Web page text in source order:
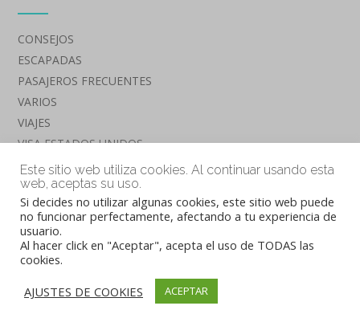
CONSEJOS
ESCAPADAS
PASAJEROS FRECUENTES
VARIOS
VIAJES
VISA ESTADOS UNIDOS
VUELOS
Tema deOut the Box
Este sitio web utiliza cookies. Al continuar usando esta
web, aceptas su uso.
Si decides no utilizar algunas cookies, este sitio web puede
no funcionar perfectamente, afectando a tu experiencia de
usuario.
Al hacer click en "Aceptar", acepta el uso de TODAS las
cookies.
AJUSTES DE COOKIES
ACEPTAR